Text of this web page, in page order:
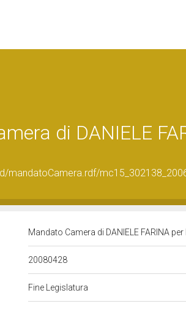
di DANIELE
mandatoCamera.rdf/
Mandato Camera di DANIELE FARINA
20080428
Fine Legislatura